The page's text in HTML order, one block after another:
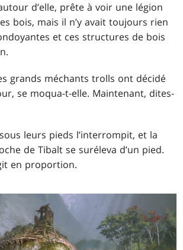
d’elle, prête à voir une légion
bois, mais il n’y avait toujours rien
et ces structures de bois
grands méchants trolls ont décidé
se moqua-t-elle. Maintenant, dites-
leurs pieds l’interrompit, et la
de Tibalt se suréleva d’un pied.
en proportion.